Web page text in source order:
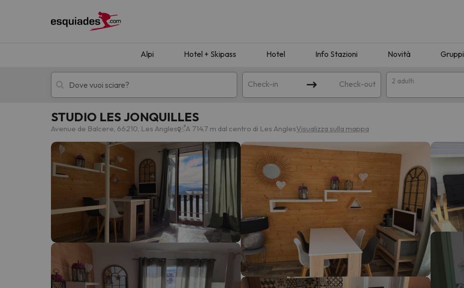
Alpi Hotel + Skipass Hotel Info Stazioni Novità Gruppi
Check-in Check-out 2 adulti
Hotel + skipass Hotel di montagna
Ops, non abbiamo trovato alcun risultato corrispondente alla sua ricerca. Provare a modificare la destinazione.
Sembra che il nostro ricercatore abbia perso la strada. Non appena troverà la bussola, tornerà.
STUDIO LES JONQUILLES
Avenue de Balcere, 66210, Les Angles A 714.7 m dal centro di Les AnglesVisualizza sulla mappa